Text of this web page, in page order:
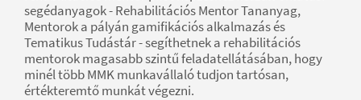
segédanyagok - Rehabilitációs Mentor Tananyag,
Mentorok a pályán gamifikációs alkalmazás és
Tematikus Tudástár - segíthetnek a rehabilitációs
mentorok magasabb szintű feladatellátásában, hogy
minél több MMK munkavállaló tudjon tartósan,
értékteremtő munkát végezni.